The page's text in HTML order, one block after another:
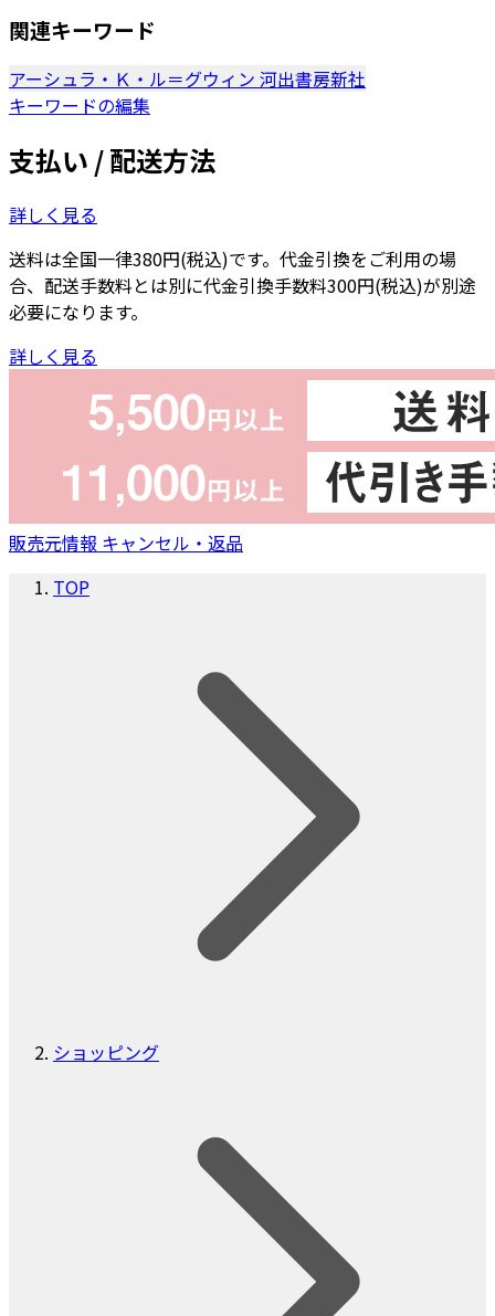
関連キーワード
アーシュラ・Ｋ・ル＝グウィン 河出書房新社
キーワードの編集
支払い / 配送方法
詳しく見る
送料は全国一律380円(税込)です。代金引換をご利用の場
合、配送手数料とは別に代金引換手数料300円(税込)が別途
必要になります。
詳しく見る
販売元情報 キャンセル・返品
TOP
ショッピング